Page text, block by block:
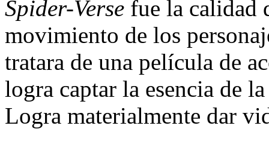
Spider-Verse fue la calidad
movimiento de los
tratara de una película de
logra captar la esencia de
Logra materialmente dar